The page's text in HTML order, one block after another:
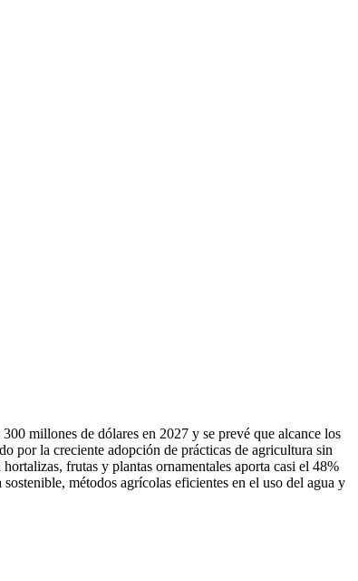
millones de dólares en 2027 y se prevé que alcance los
por la creciente adopción de prácticas de agricultura sin
frutas y plantas ornamentales aporta casi el 48%
métodos agrícolas eficientes en el uso del agua y